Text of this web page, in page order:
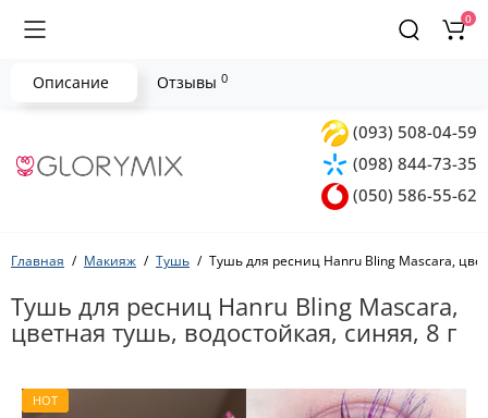
(093) 508-04-59
(098) 844-73-35
(050) 586-55-62
0
Главная Макияж Тушь Тушь для ресниц Hanru Bling Mascara,
Тушь для ресниц Hanru Bling Mascara,
цветная тушь, водостойкая, синяя, 8 г
HOT
Описание Отзывы 0